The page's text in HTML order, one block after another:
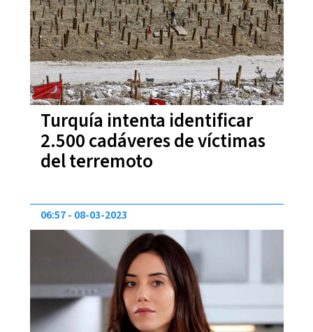
Turquía intenta identificar
2.500 cadáveres de víctimas
del terremoto
06:57 08-03-2023